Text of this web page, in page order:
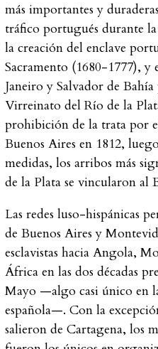
más importantes y
tráfico portugués durante
la creación del enclave
Sacramento (1680-1777),
Janeiro y Salvador de
Virreinato del Río de la
prohibición de la trata por
Buenos Aires en 1812,
medidas, los arribos más
de la Plata se vincularon al
Las redes luso-hispánicas
de Buenos Aires y
esclavistas hacia Angola,
África en las dos décadas
Mayo —algo casi único en
española—. Con la
salieron de Cartagena, los